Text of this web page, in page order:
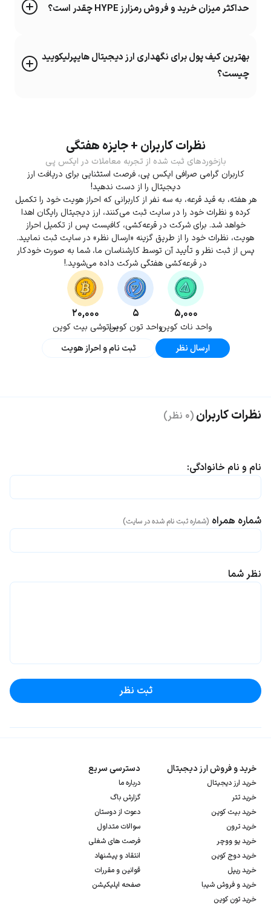
حداکثر میزان خرید و فروش رمزارز HYPE چقدر است؟
بهترین کیف پول برای نگهداری ارز دیجیتال هایپرلیکویید
چیست؟
نظرات کاربران + جایزه هفتگی
بازخوردهای ثبت شده از تجربه معاملات در ایکس پی
کاربران گرامی صرافی ایکس پی، فرصت استثنایی برای دریافت ارز
دیجیتال را از دست ندهید!
هر هفته، به قید قرعه، به سه نفر از کاربرانی که احراز هویت خود را تکمیل
کرده و نظرات خود را در سایت ثبت می‌کنند، ارز دیجیتال رایگان اهدا
خواهد شد. برای شرکت در قرعه‌کشی، کافیست پس از تکمیل احراز
هویت، نظرات خود را از طریق گزینه «ارسال نظر» در سایت ثبت نمایید.
پس از ثبت نظر و تأیید آن توسط کارشناسان ما، شما به صورت خودکار
در قرعه‌کشی هفتگی شرکت داده می‌شوید.!
۵,۰۰۰
واحد نات کوین
۵
واحد تون کوین
۲۰,۰۰۰
ساتوشی بیت کوین
ارسال نظر
ثبت نام و احراز هویت
نظرات کاربران (۰ نظر)
نام و نام خانوادگی:
شماره همراه (شماره ثبت نام شده در سایت)
نظر شما
ثبت نظر
خرید و فروش ارز دیجیتال
خرید ارز دیجیتال
خرید تتر
خرید بیت کوین
خرید ترون
خرید یو ووچر
خرید دوج کوین
خرید ریپل
خرید و فروش شیبا
خرید تون کوین
دسترسی سریع
درباره ما
گزارش باگ
دعوت از دوستان
سوالات متداول
فرصت های شغلی
انتقاد و پیشنهاد
قوانین و مقررات
صفحه اپلیکیشن